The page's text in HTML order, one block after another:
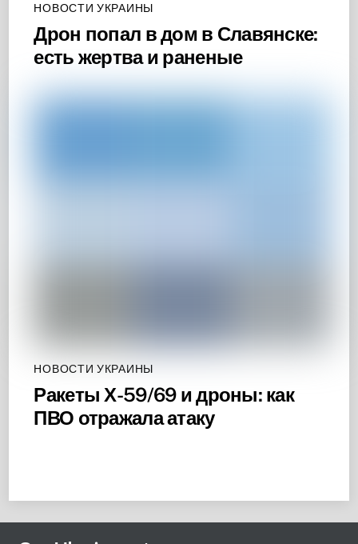
НОВОСТИ УКРАИНЫ
Дрон попал в дом в Славянске:
есть жертва и раненые
НОВОСТИ УКРАИНЫ
Ракеты Х-59/69 и дроны: как
ПВО отражала атаку